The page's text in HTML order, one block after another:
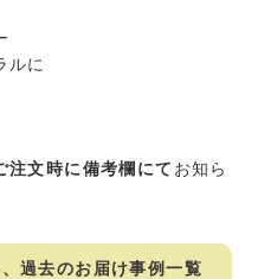
ルに
注文時に備考欄にて お知ら
過去のお届け事例一覧